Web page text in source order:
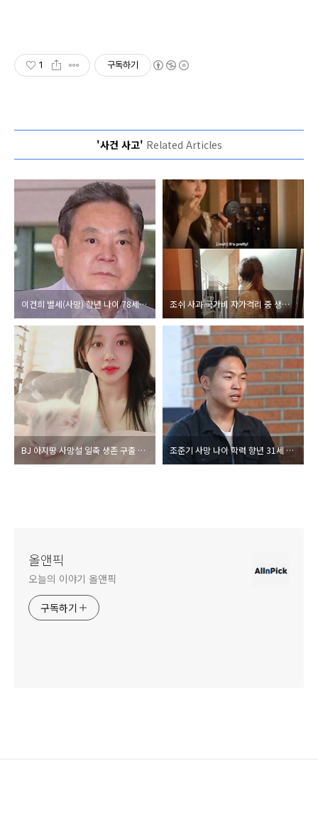
1 구독하기
'사건 사고' Related Articles
이건희 별세(사망) 향년 나이 78세 회장 이력 삼성그룹 가계도 부인 홍라희 딸 이부진 이서현 이윤형 아들 이재용 자녀 등 유족 가족장 원불교 인연 어록 영상 총정리 조쉬 사과 국가비 자가격리 중 생일파티 건보료 논란 해명 국적 나이 자궁내막증 고백 결혼 남편 유튜버 영국남자 총정리
BJ 아지땅 사망설 일축 생존 구출 감사 나이방송 중단 과거 스폰서 제안 폭로 논란 총정리 조준기 사망 나이 학력 향년 31세 여행에 미치다 대표 이력 인스타 동영상 논란 총정리
올앤픽
오늘의 이야기 올앤픽
구독하기